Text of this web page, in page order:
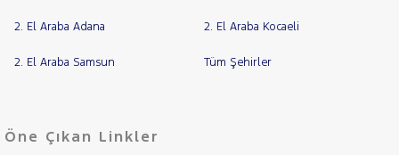
2. El Araba Adana 2. El Araba Kocaeli
2. El Araba Samsun Tüm Şehirler
Öne Çıkan Linkler